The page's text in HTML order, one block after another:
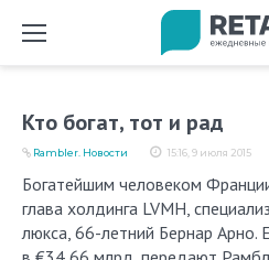
Кто богат, тот и рад
15:16, 9 июля 2015
Rambler. Новости
Богатейшим человеком Франции шестой год подряд стал
глава холдинга LVMH,
люкса, 66-летний Бернар Арно.